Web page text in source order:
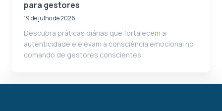
para gestores
19 de julho de 2026
Descubra práticas diárias que fortalecem a
autenticidade e elevam a consciência emocional no
comando de gestores conscientes.